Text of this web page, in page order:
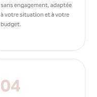
sans engagement, adaptée
à votre situation et à votre
budget.
04